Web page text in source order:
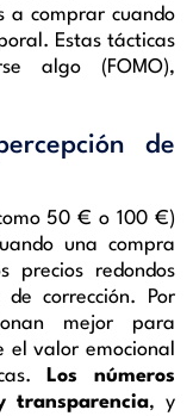
a comprar cuando
Estas tácticas
algo (FOMO),
de
50 € o 100 €)
una compra
precios redondos
corrección. Por
mejor para
el valor emocional
Los números
transparencia, y